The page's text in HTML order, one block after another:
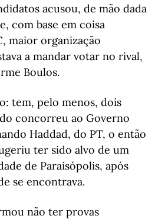
acusou, de mão dada
com base em coisa
maior organização
a mandar votar no rival,
Boulos.
tem, pelo menos, dois
concorreu ao Governo
Haddad, do PT, o então
ter sido alvo de um
de Paraisópolis, após
se encontrava.
não ter provas